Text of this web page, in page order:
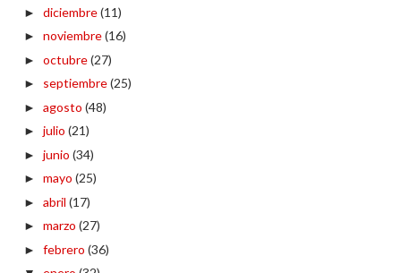
► diciembre(11)
► noviembre(16)
► octubre(27)
► septiembre(25)
► agosto (48)
► julio (21)
► junio (34)
► mayo (25)
► abril (17)
► marzo (27)
► febrero (36)